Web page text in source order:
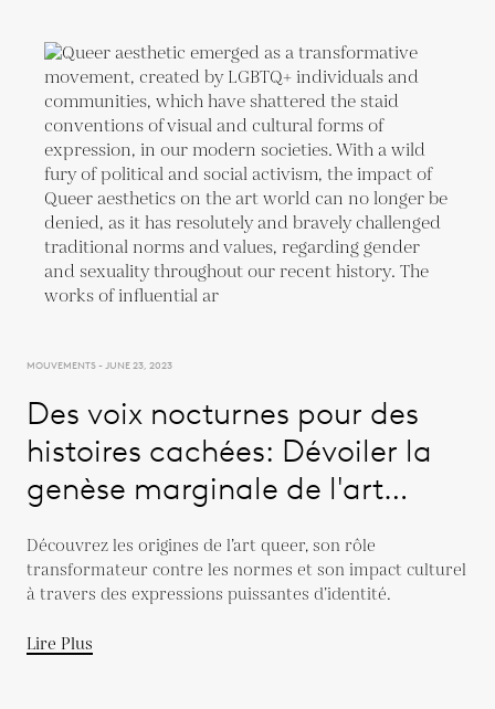
MOUVEMENTS - JUNE 23, 2023
Des voix nocturnes pour des
histoires cachées: Dévoiler la
genèse marginale de l'art
Découvrez les origines de l’art queer, son rôle
transformateur contre les normes et son impact culturel
à travers des expressions puissantes d’identité.
Lire Plus